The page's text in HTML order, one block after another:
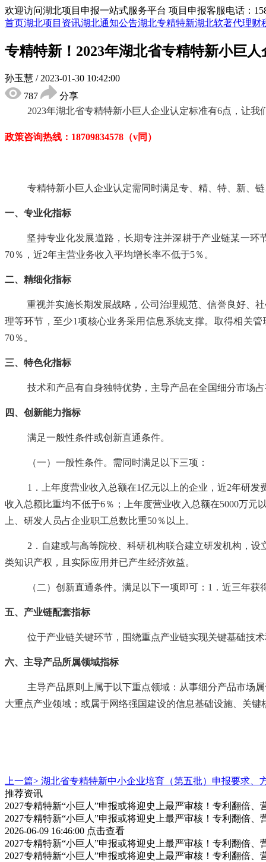
欢迎访问湖北项目申报一站式服务平台 项目申报客服电话：
首页湖北项目资讯湖北通知公告湖北专精特新湖北软著代理财
专精特新！2023年湖北省专精特新小巨
孙玉慧 / 2023-01-30 10:42:00
787
分享
2023年湖北省专精特新小巨人企业认定标准有6点，让我
政策咨询热线： 18709834578（v同）
专精特新小巨人企业认定需同时满足专、精、特、新、
一、 专业化指标
坚持专业化发展道路，长期专注并深耕于产业链某一
70％，近2年主营业务收入平均增长率不低于5％。
二、 精细化指标
重视并实施长期发展战略，公司治理规范、信誉良好、
理等环节，至少1项核心业务采用信息系统支撑。取得相关
70％。
三、特色化指标
技术和产品有自身独特优势，主导产品在全国细分市场
四、创新能力指标
满足一般性条件或创新直通条件。
（一）一般性条件。需同时满足以下三项：
1．上年度营业收入总额在1亿元以上的企业，近2年研
收入总额比重均不低于6％；上年度营业收入总额在5000万元
上、研发人员占企业职工总数比重50％以上。
2．自建或与高等院校、科研机构联合建立研发机构，
类知识产权，且实际应用并已产生经济效益。
（二）创新直通条件。满足以下一项即可： 1．近三年获
五、产业链配套指标
位于产业链关键环节，围绕重点产业链实现关键基础技
六、主导产品所属领域指标
主导产品原则上属于以下重点领域：从事细分产品市场
大重点产业领域；或属于网络强国建设的信息基础设施、关
上一篇> 湖北省专精特新中小企业培育（第五批）申报要求、
推荐资讯
2027专精特新“小巨人”申报或将迎史上最严审核！专利翻倍
2027专精特新“小巨人”申报或将迎史上最严审核！专利翻倍
2026-06-09 16:46:00 点击查看
2027专精特新“小巨人”申报或将迎史上最严审核！专利翻倍
2027专精特新“小巨人”申报或将迎史上最严审核！专利翻倍